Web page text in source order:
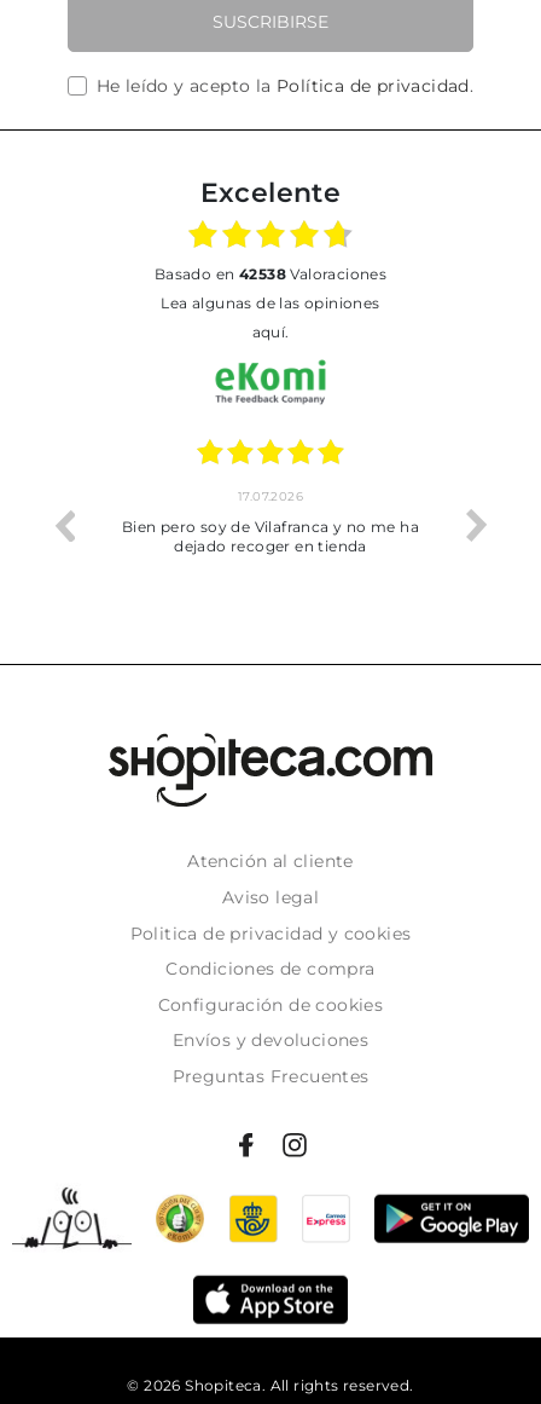
SUSCRIBIRSE
He leído y acepto la Política de privacidad.
Excelente
basado en 42538Valoraciones
Lea algunas de las opiniones
aquí.
trobat
17.07.2026
Bien pero soy de Vilafranca y no me ha
dejado recoger en tienda
Atención al cliente
Aviso legal
Politica de privacidad y cookies
Condiciones de compra
Configuración de cookies
Envíos y devoluciones
Preguntas Frecuentes
© 2026 Shopiteca. All rights reserved.